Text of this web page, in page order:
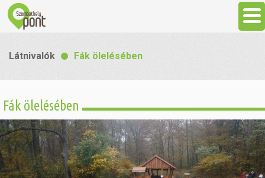
Látnivalók
Gasztronómia
Látnivalók Fák ölelésében
Fák ölelésében